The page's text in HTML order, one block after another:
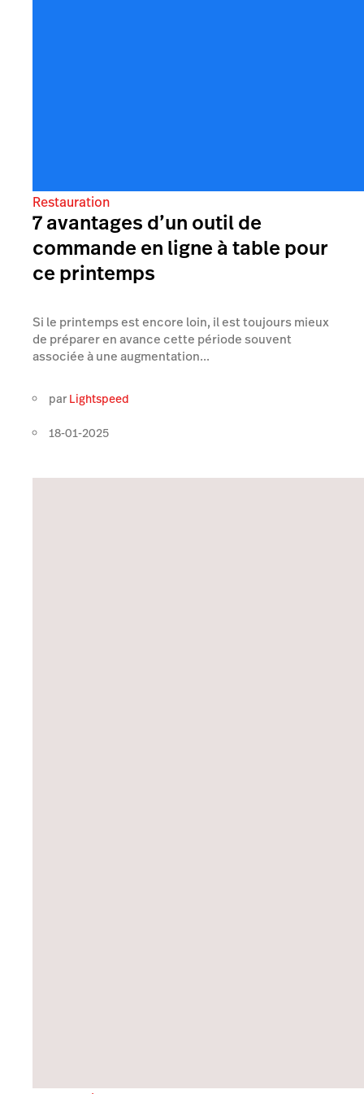
Restauration
7 avantages d’un outil de
commande en ligne à table pour
ce printemps
Si le printemps est encore loin, il est toujours mieux
de préparer en avance cette période souvent
associée à une augmentation...
par Lightspeed
18-01-2025